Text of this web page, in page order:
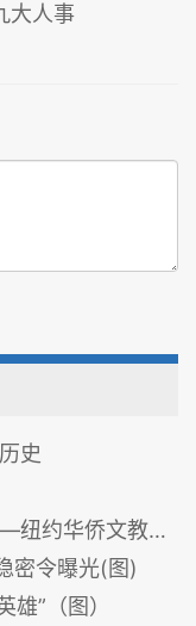
大人事
史
民国抗战纪念章”颁发典礼
密令曝光(图)
”（图）